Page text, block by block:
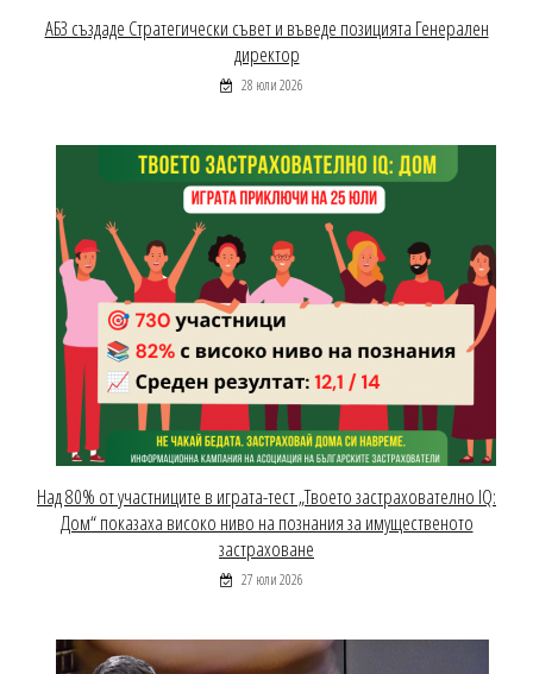
АБЗ създаде Стратегически съвет и въведе позицията Генерален
директор
28 юли 2026
Над 80% от участниците в играта-тест „Твоето застрахователно IQ:
Дом“ показаха високо ниво на познания за имущественото
застраховане
27 юли 2026